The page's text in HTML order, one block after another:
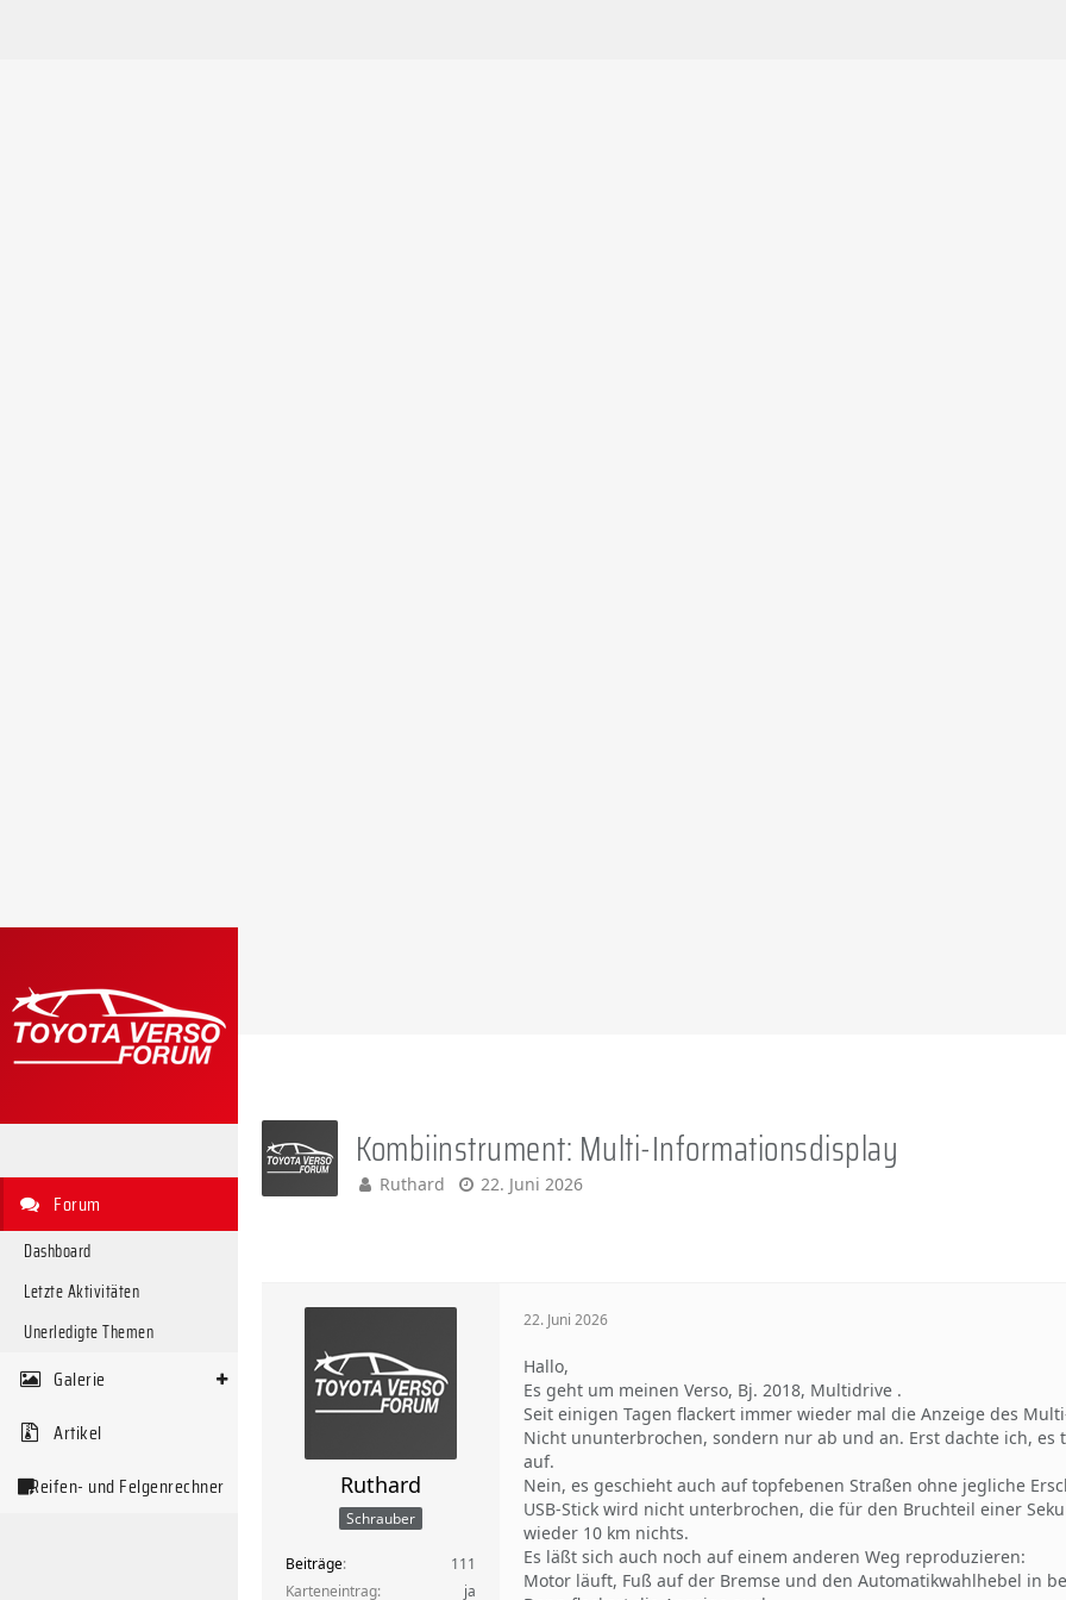
Forum
Dashboard
Letzte Aktivitäten
Unerledigte Themen
Galerie
Artikel
Reifen- und Felgenrechner
Kombiinstrument: Multi-Informationsdisplay
Ruthard 22. Juni 2026
Ruthard
Schrauber
Beiträge
111
Karteneintrag
ja
22. Juni 2026
Hallo,
Es geht um meinen Verso, Bj. 2018, Multidrive .
Seit einigen Tagen flackert immer wieder mal die Anzeige des
Nicht ununterbrochen, sondern nur ab und an. Erst dachte ich,
auf.
Nein, es geschieht auch auf topfebenen Straßen ohne jegliche
USB-Stick wird nicht unterbrochen, die für den Bruchteil einer
wieder 10 km nichts.
Es läßt sich auch noch auf einem anderen Weg reproduzieren:
Motor läuft, Fuß auf der Bremse und den Automatikwahlhebel in